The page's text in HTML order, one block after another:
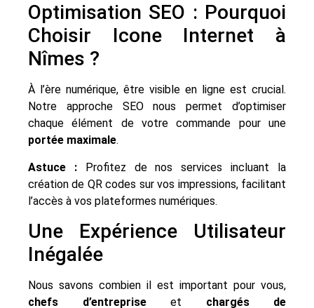
Optimisation SEO : Pourquoi
Choisir Icone Internet à
Nîmes ?
À l’ère numérique, être visible en ligne est crucial.
Notre approche SEO nous permet d’optimiser
chaque élément de votre commande pour une
portée maximale.
Astuce :Profitez de nos services incluant la
création de QR codes sur vos impressions, facilitant
l’accès à vos plateformes numériques.
Une Expérience Utilisateur
Inégalée
Nous savons combien il est important pour vous,
chefs d’entrepriseet chargés de